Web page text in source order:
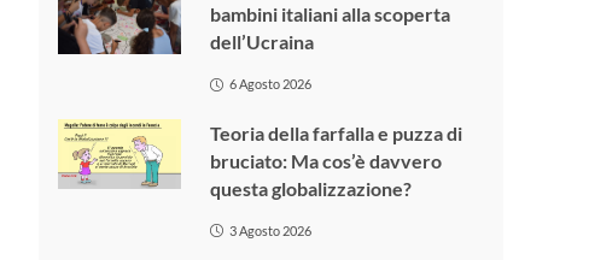
bambini italiani alla scoperta
dell’Ucraina
6 Agosto 2026
Teoria della farfalla e puzza di
bruciato: Ma cos’è davvero
questa globalizzazione?
3 Agosto 2026